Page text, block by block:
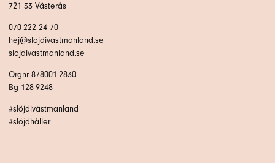
721 33 Västerås
070-222 24 70
hej@slojdivastmanland.se
slojdivastmanland.se
Orgnr 878001-2830
Bg 128-9248
#slöjdivästmanland
#slöjdhåller